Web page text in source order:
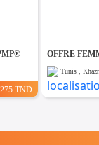
TND
Tunis ,